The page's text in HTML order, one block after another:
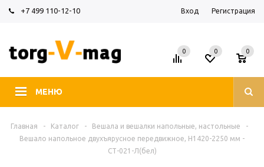
+7 499 110-12-10 Вход Регистрация
МЕНЮ
0 0
0
Главная - Каталог - Вешала и вешалки напольные, настольные
-
Вешало напольное двухъярусное передвижное, H1420-2250 мм -
СТ-021-Л(бел)